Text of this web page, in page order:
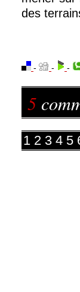
des
- - -
5
1 2 3 4 5